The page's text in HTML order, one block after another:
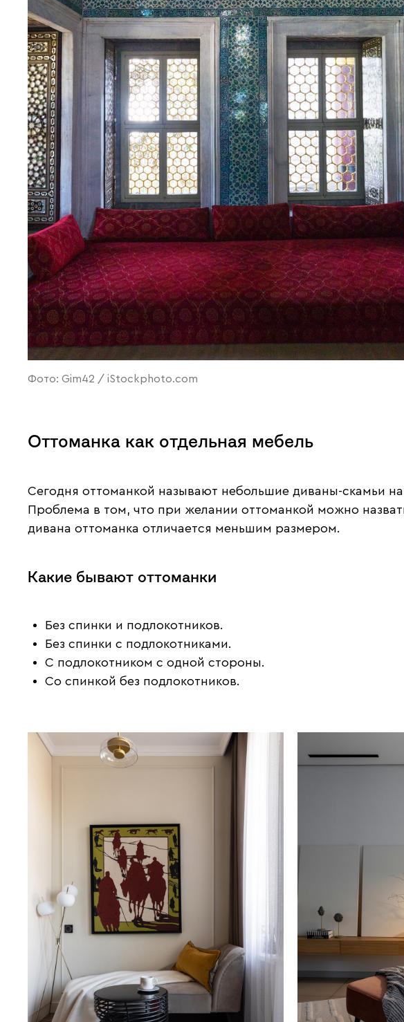
Фото: Gim42 / iStockphoto.com
Оттоманка как отдельная мебель
Сегодня оттоманкой называют небольшие диваны-скамьи
Проблема в том, что при желании оттоманкой можно
дивана оттоманка отличается меньшим размером.
Какие бывают оттоманки
Без спинки и подлокотников.
Без спинки с подлокотниками.
С подлокотником с одной стороны.
Со спинкой без подлокотников.